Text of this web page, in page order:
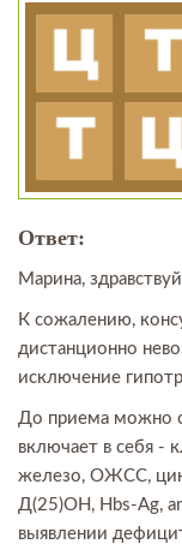
Ответ:
Марина,
К сожалению,
дистанционно
исключение
До приема можно
включает в себя -
железо, ОЖСС,
Д(25)ОН, Hbs-Ag,
выявлении